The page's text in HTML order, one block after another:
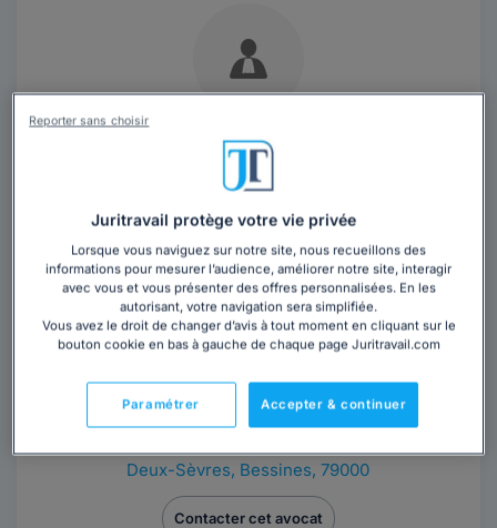
Maître Magalie CABINET MAGALIE AIDI
Lyon 2ème, 69002
Contacter cet avocat
Maître Chloé SAVINA
Deux-Sèvres, Bessines, 79000
Contacter cet avocat
Juritravail protège votre vie privée
Lorsque vous naviguez sur notre site, nous recueillons des
informations pour mesurer l’audience, améliorer notre site, interagir
avec vous et vous présenter des offres personnalisées. En les
autorisant, votre navigation sera simplifiée.
Vous avez le droit de changer d’avis à tout moment en cliquant sur le
bouton cookie en bas à gauche de chaque page Juritravail.com
Accepter & continuer
Paramétrer
Reporter sans choisir